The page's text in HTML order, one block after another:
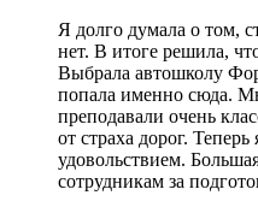
Я долго думала о том,
нет. В итоге решила,
Выбрала автошколу
попала именно сюда.
преподавали очень
от страха дорог.
удовольствием.
сотрудникам за